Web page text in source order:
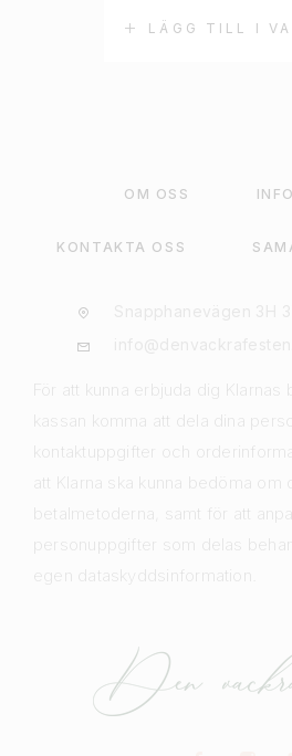
LÄGG TILL I
OM OSS
KONTAKTA OSS
För att kunna erbjuda dig Klarnas
kassan komma att dela dina
kontaktuppgifter och
att Klarna ska kunna bedöma om
betalmetoderna, samt för att
personuppgifter som delas
egen dataskyddsinformation.